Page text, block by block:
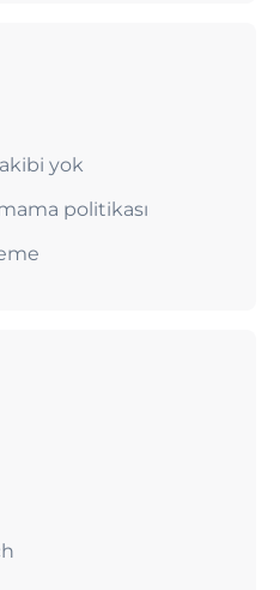
yok
politikası